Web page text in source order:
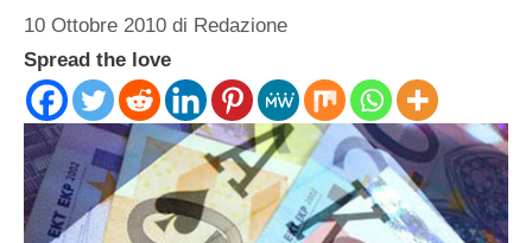
10 Ottobre 2010 di Redazione
Spread the love